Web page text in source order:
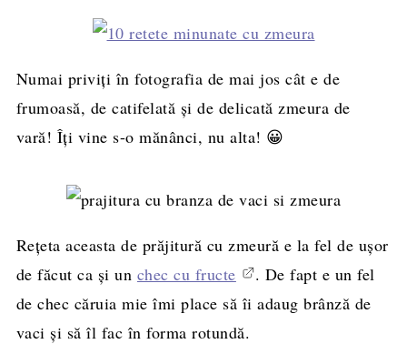
Numai priviți în fotografia de mai jos cât e de
frumoasă, de catifelată și de delicată zmeura de
vară! Îți vine s-o mănânci, nu alta! 😀
Rețeta aceasta de prăjitură cu zmeură e la fel de ușor
de făcut ca și un chec cu fructe
. De fapt e un fel
de chec căruia mie îmi place să îi adaug brânză de
vaci și să îl fac în forma rotundă.